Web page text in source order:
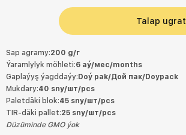
Talap ugrat
Sap agramy:200 g/г
Ýaramlylyk möhleti:6 aý/мес/months
Gaplaýyş ýagddaýy: Doý pak/Дой пак/Doypack
Mukdary:40 sny/шт/pcs
Paletdäki blok:45 sny/шт/pcs
TIR-däki pallet:25 sny/шт/pcs
Düzüminde GMO ýok